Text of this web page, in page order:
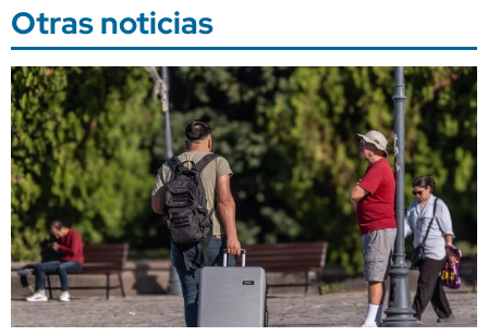
Otras noticias